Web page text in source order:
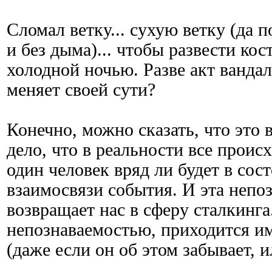
Сломал ветку... сухую ветку (да
и без дыма)... чтобы развести
холодной ночью. Разве акт
меняет своей сути?
Конечно, можно сказать, что это
дело, что в реальности все
один человек вряд ли будет в
взаимосвязи события. И эта
возвращает нас в сферу
непознаваемостью, приходится
(даже если он об этом забывает,